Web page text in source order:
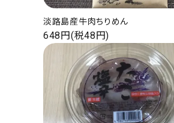
一品、調味料
玉ちゃん・雑貨
INFORMATIOM
お支払い・配送
淡路島産牛肉ちりめん
648円(税48円)